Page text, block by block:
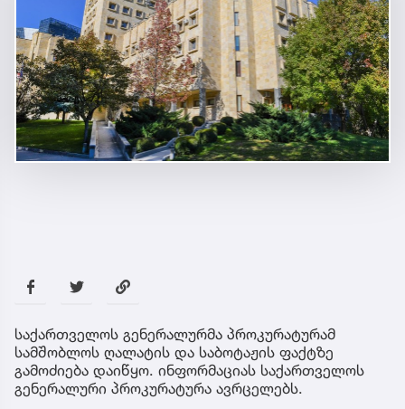
საქართველოს გენერალურმა პროკურატურამ
სამშობლოს ღალატის და საბოტაჟის ფაქტზე
გამოძიება დაიწყო. ინფორმაციას საქართველოს
გენერალური პროკურატურა ავრცელებს.